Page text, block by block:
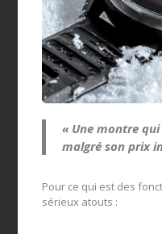
« Une montre
malgré son prix
Pour ce qui est des
sérieux atouts :